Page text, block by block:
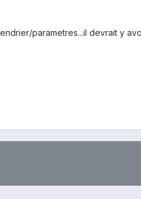
parametres...il devrait y